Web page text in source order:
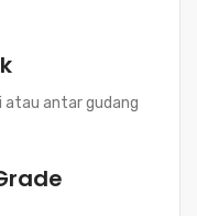
atau antar gudang